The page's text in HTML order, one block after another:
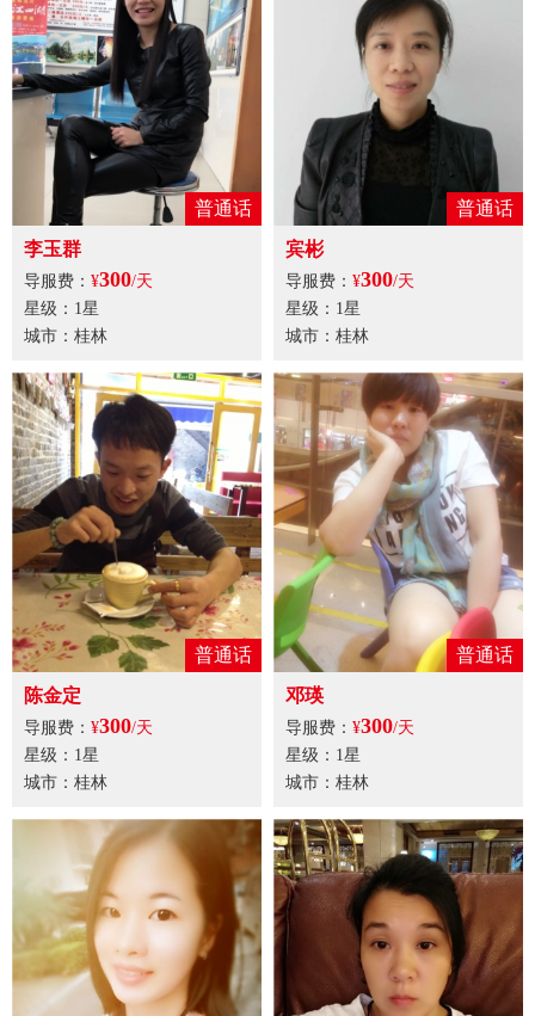
普通话
李玉群
导服费： ¥300/天
星级：1星
城市：桂林
普通话
宾彬
导服费： ¥300/天
星级：1星
城市：桂林
普通话
陈金定
导服费： ¥300/天
星级：1星
城市：桂林
普通话
邓瑛
导服费： ¥300/天
星级：1星
城市：桂林